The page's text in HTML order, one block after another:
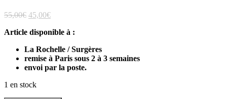
55,00€ Le
initial
55,00€.
45,00€Le
actuel
45,00€.
Article disponible à :
La Rochelle / Surgères
remise à Paris sous 2 à 3 semaines
envoi par la poste.
1 en stock